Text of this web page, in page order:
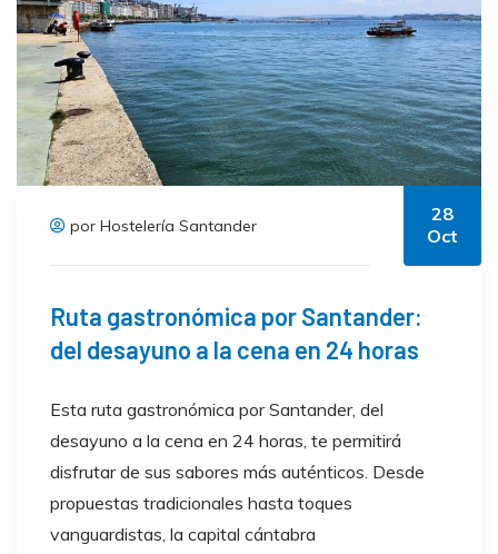
por Hostelería Santander
28
Oct
Ruta gastronómica por Santander:
del desayuno a la cena en 24 horas
Esta ruta gastronómica por Santander, del
desayuno a la cena en 24 horas, te permitirá
disfrutar de sus sabores más auténticos. Desde
propuestas tradicionales hasta toques
vanguardistas, la capital cántabra